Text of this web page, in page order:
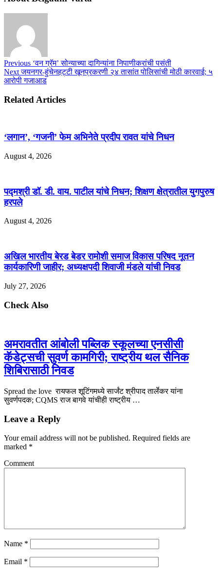
Previous ‘वन ग्रॅम’ सोन्याच्या दागिन्यांना निपाणीकरांची पसंती
Nextजयनगर-हुंचेनहट्टी खूनप्रकरणी २४ तासांत पोलिसांची मोठी कारवाई; ५
आरोपी गजाआड
Related Articles
‘लगान’, ‘गजनी’ फेम अभिनेते प्रदीप रावत यांचे निधन
August 4, 2026
पद्मश्री डॉ. डी. वाय. पाटील यांचे निधन; शिक्षण क्षेत्रातील युगपुरुष
हरपले
August 4, 2026
अखिल भारतीय बेरड‌ बेडर रामोशी समाज‌ विकास परिषद नूतन
कार्यकारिणी जाहीर; अध्यक्षपदी शिवाजी मंडले यांची निवड
July 27, 2026
Check Also
अमरावतीत आंबोली पब्लिक स्कूलच्या एनसीसी
कॅडेट्सची सुवर्ण कामगिरी; राष्ट्रीय थल सैनिक
शिबिरासाठी निवड
Spread the love रायफल शूटिंगमध्ये सार्जंट श्रीपाद तार्लेकर यांना
सुवर्णपदक; CQMS राज बागवे यांचीही राष्ट्रीय …
Leave a Reply
Your email address will not be published. Required fields are
marked *
Comment
Name *
Email *